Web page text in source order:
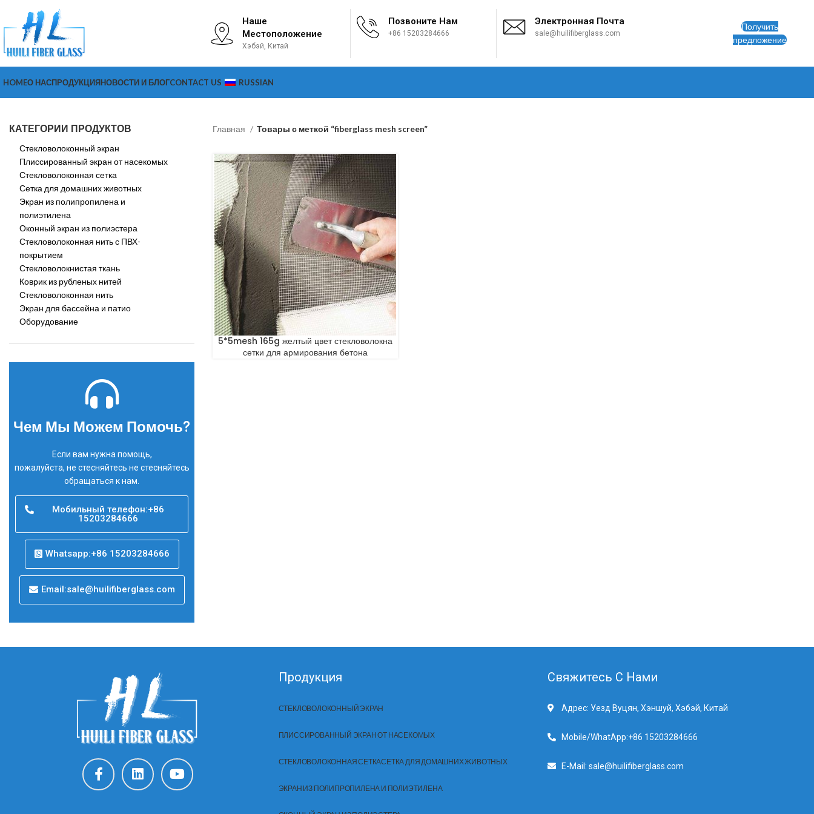
Наше
Местоположение
Хэбэй, Китай
Позвоните Нам
+86 15203284666
Электронная Почта
sale@huilifiberglass.com
Получить
предложение
HOMEО НАСПРОДУКЦИЯНОВОСТИ И БЛОГCONTACT US RUSSIAN
КАТЕГОРИИ ПРОДУКТОВ
Стекловолоконный экран
Плиссированный экран от насекомых
Стекловолоконная сетка
Сетка для домашних животных
Экран из полипропилена и
полиэтилена
Оконный экран из полиэстера
Стекловолоконная нить с ПВХ-
покрытием
Стекловолокнистая ткань
Коврик из рубленых нитей
Стекловолоконная нить
Экран для бассейна и патио
Оборудование
Чем Мы Можем Помочь?
Если вам нужна помощь,
пожалуйста, не стесняйтесь не стесняйтесь
обращаться к нам.
Мобильный телефон:+86
15203284666
Whatsapp:+86 15203284666
Email:sale@huilifiberglass.com
Главная Товары с меткой “fiberglass mesh screen”
5*5mesh 165g желтый цвет стекловолокна
сетки для армирования бетона
Продукция
СТЕКЛОВОЛОКОННЫЙ ЭКРАН
ПЛИССИРОВАННЫЙ ЭКРАН ОТ НАСЕКОМЫХ
СТЕКЛОВОЛОКОННАЯ СЕТКАСЕТКА ДЛЯ ДОМАШНИХ ЖИВОТНЫХ
ЭКРАН ИЗ ПОЛИПРОПИЛЕНА И ПОЛИЭТИЛЕНА
Свяжитесь С Нами
Адрес: Уезд Вуцян, Хэншуй, Хэбэй, Китай
Mobile/WhatApp:+86 15203284666
E-Mail: sale@huilifiberglass.com